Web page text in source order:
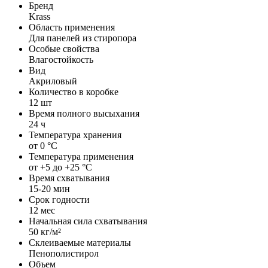
Бренд
Krass
Область применения
Для панелей из стиропора
Особые свойства
Влагостойкость
Вид
Акриловый
Количество в коробке
12 шт
Время полного высыхания
24 ч
Температура хранения
от 0 °С
Температура применения
от +5 до +25 °С
Время схватывания
15-20 мин
Срок годности
12 мес
Начальная сила схватывания
50 кг/м²
Склеиваемые материалы
Пенополистирол
Объем